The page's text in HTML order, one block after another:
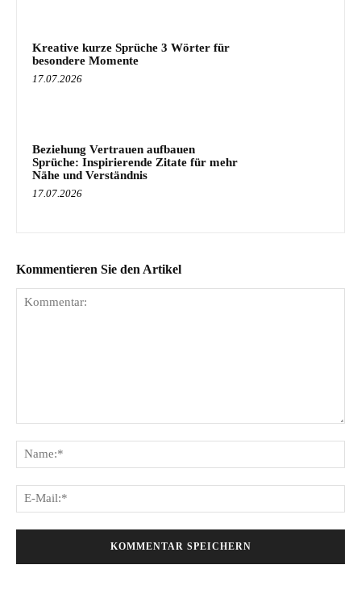
Kreative kurze Sprüche 3 Wörter für
besondere Momente
17.07.2026
Beziehung Vertrauen aufbauen
Sprüche: Inspirierende Zitate für mehr
Nähe und Verständnis
17.07.2026
Kommentieren Sie den Artikel